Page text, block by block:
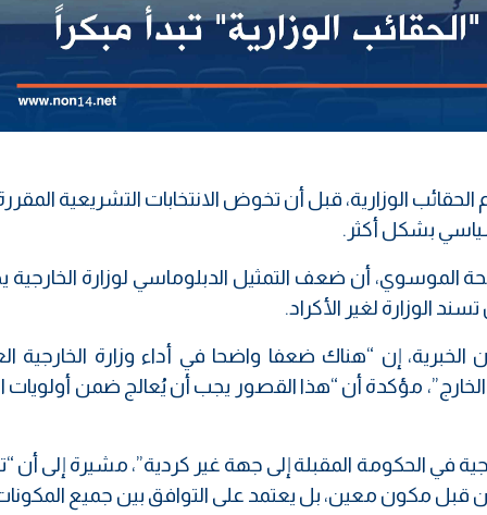
بشكل أكثر.
الموسوي، أن ضعف التمثيل الدبلوماسي لوزارة الخارجية
الوزارة لغير الأكراد.
إن “هناك ضعفا واضحا في أداء وزارة الخارجية
مؤكدة أن “هذا القصور يجب أن يُعالج ضمن أولويات
في الحكومة المقبلة إلى جهة غير كردية”، مشيرة إلى أن
من قبل مكون معين، بل يعتمد على التوافق بين جميع